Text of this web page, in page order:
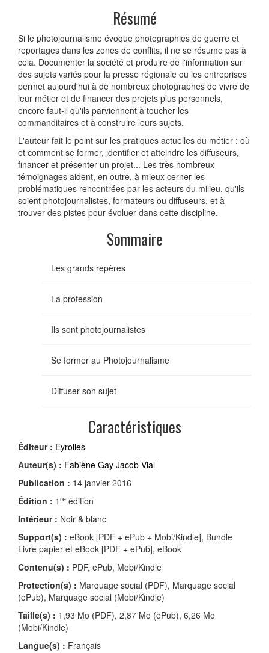
Résumé
Si le photojournalisme évoque photographies de guerre et
reportages dans les zones de conflits, il ne se résume pas à
cela. Documenter la société et produire de l'information sur
des sujets variés pour la presse régionale ou les entreprises
permet aujourd'hui à de nombreux photographes de vivre de
leur métier et de financer des projets plus personnels,
encore faut-il qu'ils parviennent à toucher les
commanditaires et à construire leurs sujets.
L'auteur fait le point sur les pratiques actuelles du métier : où
et comment se former, identifier et atteindre les diffuseurs,
financer et présenter un projet... Les très nombreux
témoignages aident, en outre, à mieux cerner les
problématiques rencontrées par les acteurs du milieu, qu'ils
soient photojournalistes, formateurs ou diffuseurs, et à
trouver des pistes pour évoluer dans cette discipline.
Sommaire
Les grands repères
La profession
Ils sont photojournalistes
Se former au Photojournalisme
Diffuser son sujet
Caractéristiques
Éditeur : Eyrolles
Auteur(s) : Fabiène Gay Jacob Vial
Publication : 14 janvier 2016
Édition : 1 re édition
Intérieur : Noir & blanc
Support(s) : eBook [PDF + ePub + Mobi/Kindle], Bundle
Livre papier et eBook [PDF + ePub], eBook
Contenu(s) : PDF, ePub, Mobi/Kindle
Protection(s) : Marquage social (PDF), Marquage social
(ePub), Marquage social (Mobi/Kindle)
Taille(s) : 1,93 Mo (PDF), 2,87 Mo (ePub), 6,26 Mo
(Mobi/Kindle)
Langue(s) : Français